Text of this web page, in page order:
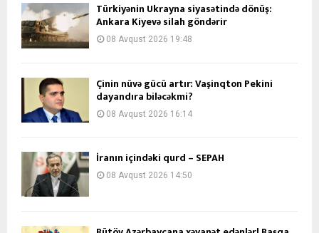
Türkiyənin Ukrayna siyasətində dönüş:
Ankara Kiyevə silah göndərir
08 Avqust 2026 19:48
Çinin nüvə gücü artır: Vaşinqton Pekini
dayandıra biləcəkmi?
08 Avqust 2026 16:14
İranın içindəki qurd – SEPAH
08 Avqust 2026 14:50